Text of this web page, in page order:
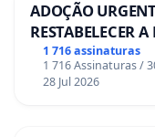
ADOÇÃO
RESTABELECER
1 716 assinaturas
1 716 Assinaturas /
28 Jul 2026